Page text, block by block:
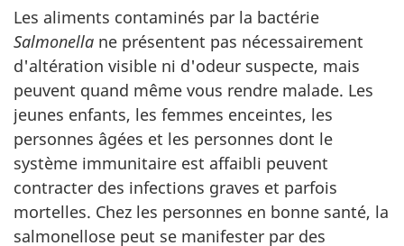
Les aliments contaminés par la bactérie
Salmonella ne présentent pas nécessairement
d'altération visible ni d'odeur suspecte, mais
peuvent quand même vous rendre malade. Les
jeunes enfants, les femmes enceintes, les
personnes âgées et les personnes dont le
système immunitaire est affaibli peuvent
contracter des infections graves et parfois
mortelles. Chez les personnes en bonne santé, la
salmonellose peut se manifester par des